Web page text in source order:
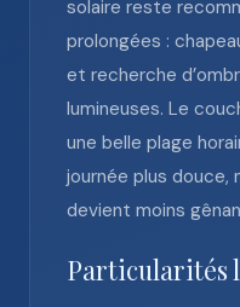
solaire reste
prolongées :
et recherche
lumineuses. Le
une belle plage
journée plus
devient moins
Particularités